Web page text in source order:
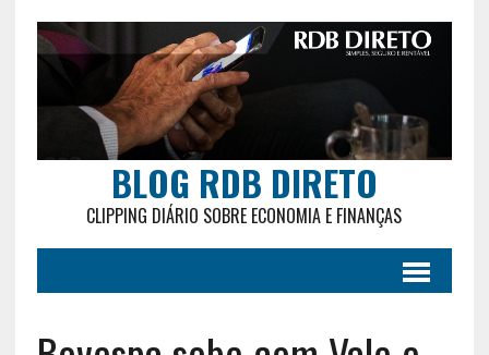
BLOG RDB DIRETO
CLIPPING DIÁRIO SOBRE ECONOMIA E FINANÇAS